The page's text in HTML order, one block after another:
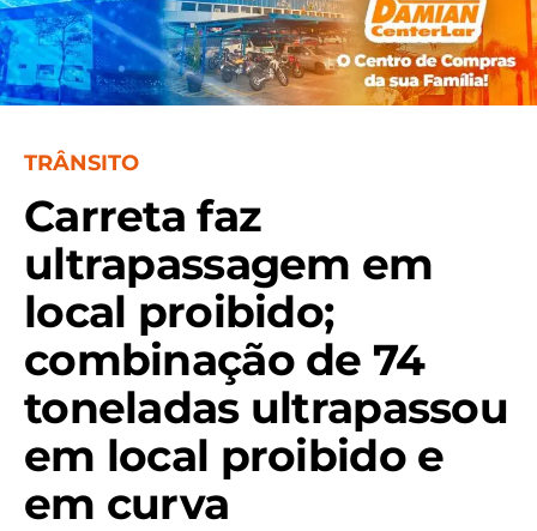
TRÂNSITO
Carreta faz
ultrapassagem em
local proibido;
combinação de 74
toneladas ultrapassou
em local proibido e
em curva